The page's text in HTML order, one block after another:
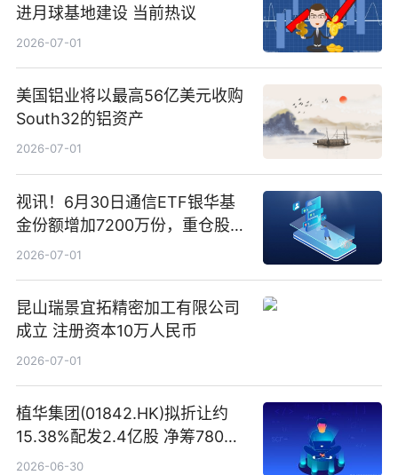
进月球基地建设 当前热议
2026-07-01
美国铝业将以最高56亿美元收购
South32的铝资产
2026-07-01
视讯！6月30日通信ETF银华基
金份额增加7200万份，重仓股新
易盛、中际旭创、立讯精密
2026-07-01
昆山瑞景宜拓精密加工有限公司
成立 注册资本10万人民币
2026-07-01
植华集团(01842.HK)拟折让约
15.38%配发2.4亿股 净筹780万
港元
2026-06-30